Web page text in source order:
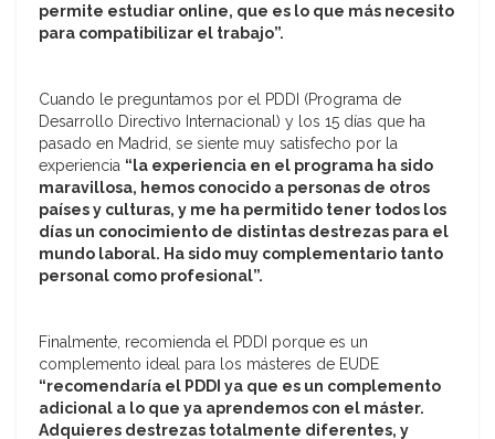
permite estudiar online, que es lo que más necesito
para compatibilizar el trabajo”.
Cuando le preguntamos por el PDDI (Programa de
Desarrollo Directivo Internacional) y los 15 días que ha
pasado en Madrid, se siente muy satisfecho por la
experiencia “la experiencia en el programa ha sido
maravillosa, hemos conocido a personas de otros
países y culturas, y me ha permitido tener todos los
días un conocimiento de distintas destrezas para el
mundo laboral. Ha sido muy complementario tanto
personal como profesional”.
Finalmente, recomienda el PDDI porque es un
complemento ideal para los másteres de EUDE
“recomendaría el PDDI ya que es un complemento
adicional a lo que ya aprendemos con el máster.
Adquieres destrezas totalmente diferentes, y